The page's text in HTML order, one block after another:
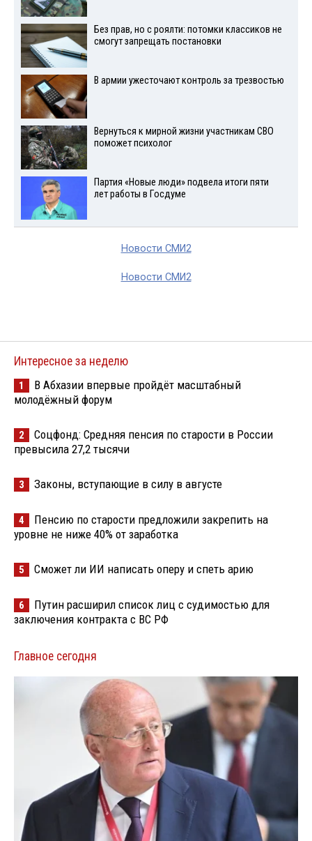
Без прав, но с роялти: потомки классиков не
смогут запрещать постановки
В армии ужесточают контроль за трезвостью
Вернуться к мирной жизни участникам СВО
поможет психолог
Партия «Новые люди» подвела итоги пяти
лет работы в Госдуме
Новости СМИ2
Новости СМИ2
Интересное за неделю
1
В Абхазии впервые пройдёт масштабный
молодёжный форум
2
Соцфонд: Средняя пенсия по старости в России
превысила 27,2 тысячи
3 Законы, вступающие в силу в августе
4
Пенсию по старости предложили закрепить на
уровне не ниже 40% от заработка
5 Сможет ли ИИ написать оперу и спеть арию
6
Путин расширил список лиц с судимостью для
заключения контракта с ВС РФ
Главное сегодня